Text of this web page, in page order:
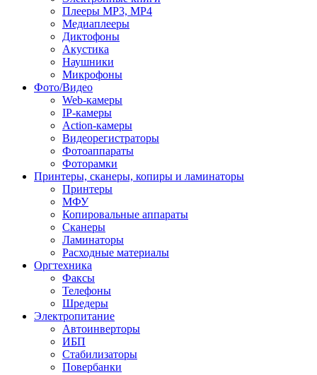
Плееры MP3, MP4
Медиаплееры
Диктофоны
Акустика
Наушники
Микрофоны
Фото/Видео
Web-камеры
IP-камеры
Action-камеры
Видеорегистраторы
Фотоаппараты
Фоторамки
Принтеры, сканеры, копиры и ламинаторы
Принтеры
МФУ
Копировальные аппараты
Сканеры
Ламинаторы
Расходные материалы
Оргтехника
Факсы
Телефоны
Шредеры
Электропитание
Автоинверторы
ИБП
Стабилизаторы
Повербанки